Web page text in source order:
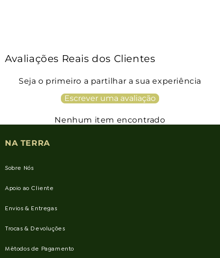
Avaliações Reais dos Clientes
Seja o primeiro a partilhar a sua experiência
Escrever uma avaliação
Nenhum item encontrado
NA TERRA
Sobre Nós
Apoio ao Cliente
Envios & Entregas
Trocas & Devoluções
Métodos de Pagamento